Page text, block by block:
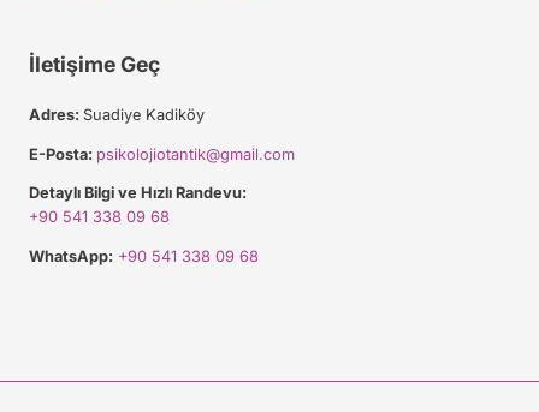
İletişime Geç
Adres: Suadiye Kadiköy
E-Posta: psikolojiotantik@gmail.com
Detaylı Bilgi ve Hızlı Randevu:
+90 541 338 09 68
WhatsApp: +90 541 338 09 68